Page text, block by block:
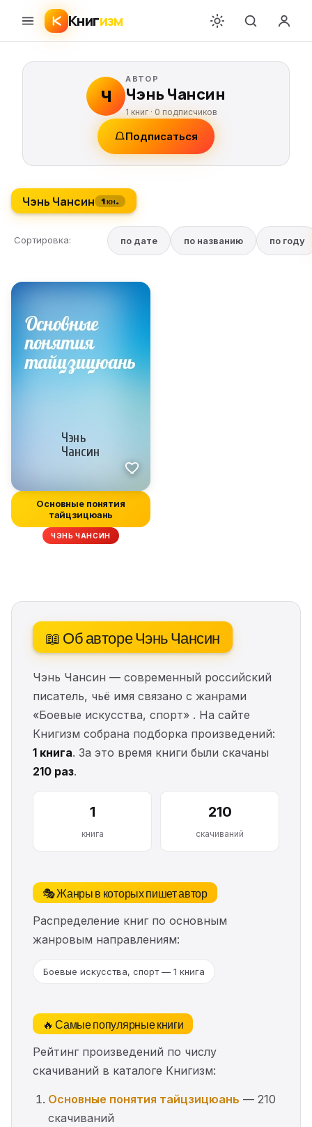
Книгизм
Ч
АВТОР
Чэнь Чансин
1 книг ·0 подписчиков
Подписаться
Чэнь Чансин 1 кн.
Сортировка: по дате по названию по году
Основные понятия
тайцзицюань
ЧЭНЬ ЧАНСИН
📖 Об авторе Чэнь Чансин
Чэнь Чансин — современный российский
писатель, чьё имя связано с жанрами
«Боевые искусства, спорт» . На сайте
Книгизм собрана подборка произведений:
1 книга. За это время книги были скачаны
210 раз.
1
книга
210
скачиваний
🎭 Жанры в которых пишет автор
Распределение книг по основным
жанровым направлениям:
Боевые искусства, спорт — 1 книга
🔥 Самые популярные книги
Рейтинг произведений по числу
скачиваний в каталоге Книгизм:
Основные понятия тайцзицюань — 210
скачиваний